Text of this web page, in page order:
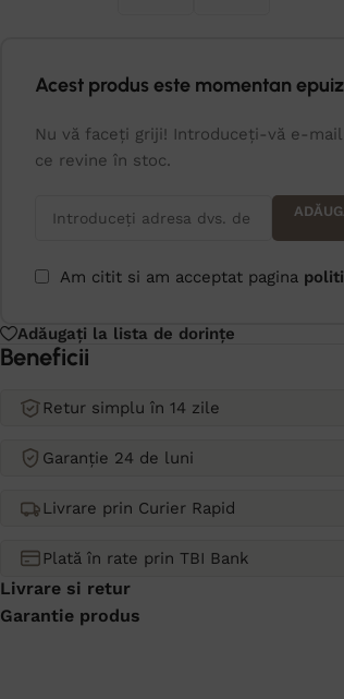
Acest produs este momentan
Nu vă faceți griji! Introduceți-vă e-
ce revine în stoc.
Am citit si am acceptat pagina
Adăugați la lista de dorințe
Beneficii
Retur simplu în 14 zile
Garanție 24 de luni
Livrare prin Curier Rapid
Plată în rate prin TBI Bank
Livrare si retur
Garantie produs